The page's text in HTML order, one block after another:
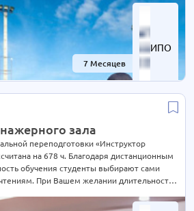
ИПО
7 Месяцев -59%
сайте или отправьте нам заявку для
зала
переподготовки «Инструктор
на 678 ч. Благодаря дистанционным
обучения студенты выбирают сами
При Вашем желании длительность
сайте или отправьте нам заявку для